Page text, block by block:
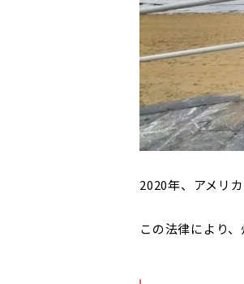
2020年、アメリ
この法律により